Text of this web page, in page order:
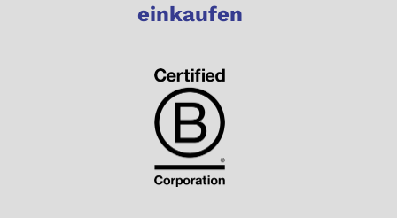
einkaufen